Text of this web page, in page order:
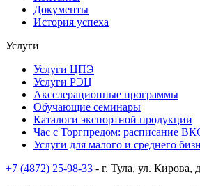
Документы
История успеха
Услуги
Услуги ЦПЭ
Услуги РЭЦ
Акселерационные программы
Обучающие семинары
Каталоги экспортной продукции
Час с Торгпредом: расписание
Услуги для малого и среднего
+7 (4872) 25-98-33 - г. Тула, ул. Кирова,